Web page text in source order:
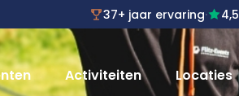
37+ jaar ervaring· 4,5
Activiteiten Locaties